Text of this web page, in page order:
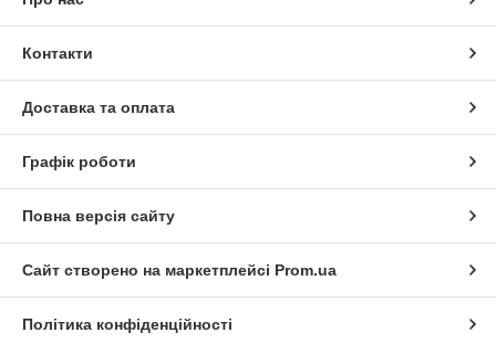
Контакти
Доставка та оплата
Графік роботи
Повна версія сайту
Сайт створено на маркетплейсі Prom.ua
Політика конфіденційності